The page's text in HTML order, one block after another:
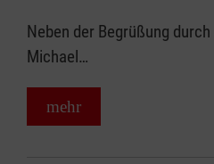
Neben der Begrüßung
Michael…
mehr